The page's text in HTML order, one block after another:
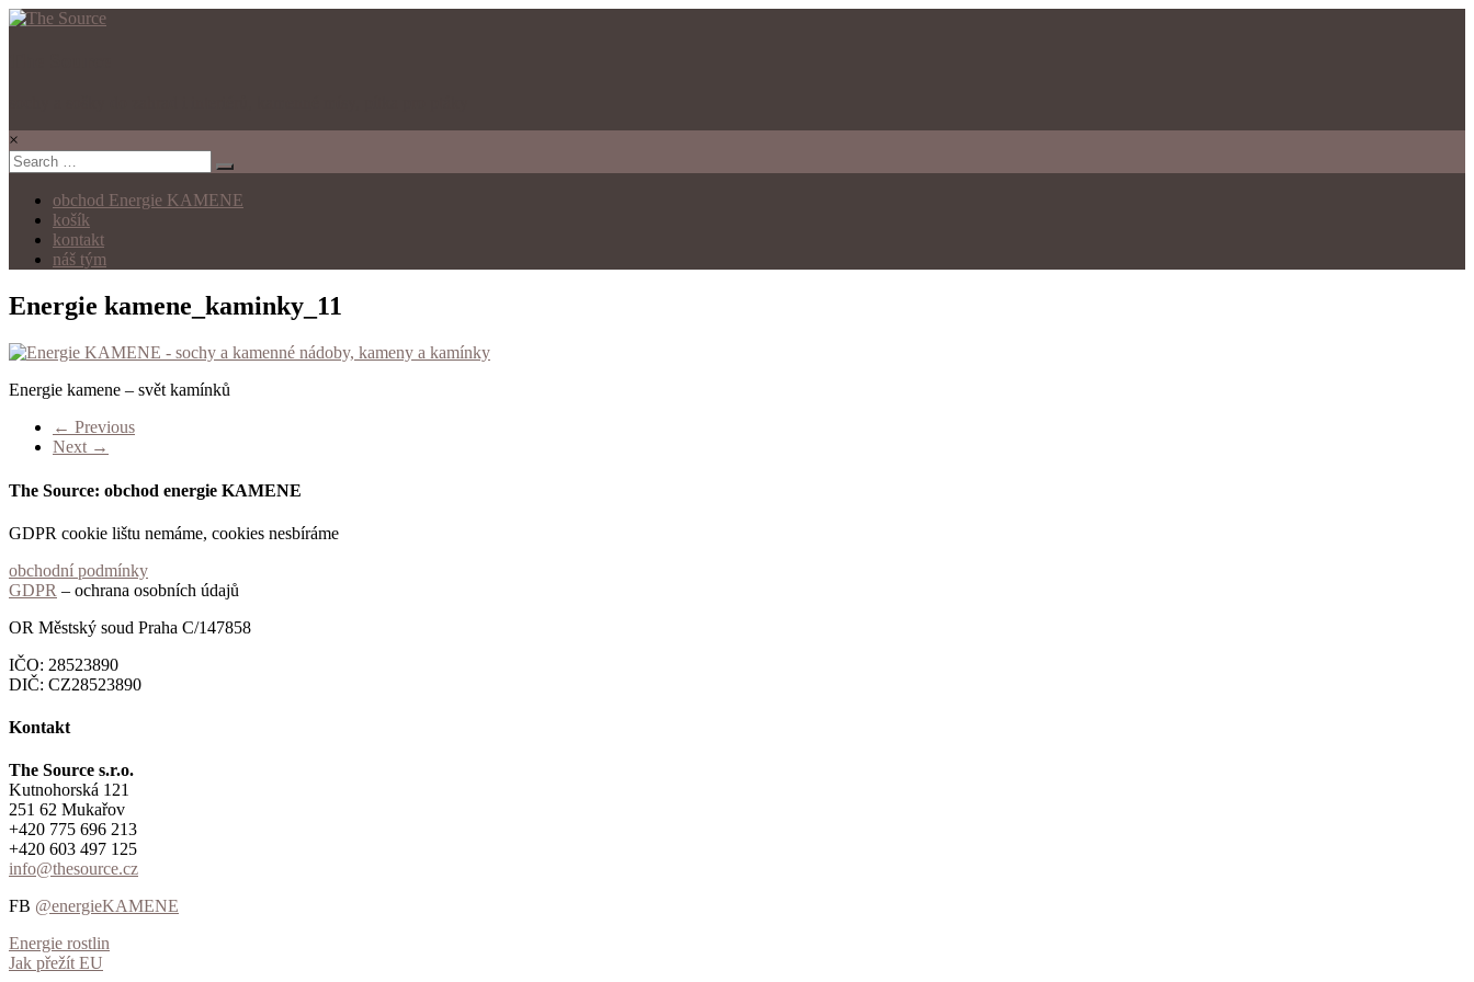
×
obchod Energie KAMENE
košík
kontakt
náš tým
Energie kamene_kaminky_11
Energie kamene – svět kamínků
← Previous
Next →
The Source: obchod energie KAMENE
GDPR cookie lištu nemáme, cookies nesbíráme
obchodní podmínky
GDPR – ochrana osobních údajů
OR Městský soud Praha C/147858
IČO: 28523890
DIČ: CZ28523890
Kontakt
The Source s.r.o.
Kutnohorská 121
251 62 Mukařov
+420 775 696 213
+420 603 497 125
info@thesource.cz
FB @energieKAMENE
Energie rostlin
Jak přežít EU